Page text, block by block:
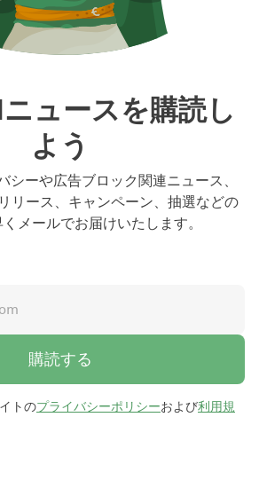
ュースを購読し
よう
シーや広告ブロック関連ニュース、
リース、キャンペーン、抽選などの
メールでお届けいたします。
購読する
トのプライバシーポリシーおよび利用規